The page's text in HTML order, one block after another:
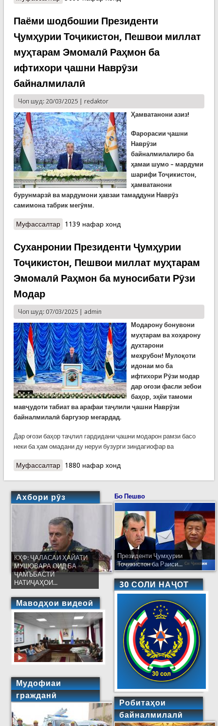
Раҳмон ба муносибати иди саиди Фитр
Паёми шодбошии Президенти
Ҷумҳурии Тоҷикистон, Пешвои миллат
муҳтарам Эмомалӣ Раҳмон ба
ифтихори ҷашни Наврӯзи
байналмилалӣ
Чоп шуд: 20/03/2025 | redaktor
Ҳамватанони азиз!
Фарорасии ҷашни
Наврӯзи
байналмилалиро ба
ҳамаи шумо – мардуми
шарифи Тоҷикистон,
ҳамватанони
бурунмарзӣ ва мардумони ҳавзаи тамаддуни Наврӯз
самимона табрик мегӯям.
Муфассалтаро Паёми шодбошии Президенти Ҷумҳурии
Раҳмон ба ифтихори ҷашни Наврӯзи
байналмилалӣ
1139 нафар хонд
Суханронии Президенти Ҷумҳурии
Тоҷикистон, Пешвои миллат муҳтарам
Эмомалӣ Раҳмон ба муносибати Рӯзи
Модар
Чоп шуд: 07/03/2025 | admin
Модарону бонувони
муҳтарам ва хоҳарону
духтарони
меҳрубон! Мулоқоти
идонаи мо ба
ифтихори Рӯзи модар
дар оғози фасли зебои
баҳор, эҳёи тамоми
мавҷудоти табиат ва арафаи таҷлили ҷашни Наврӯзи
байналмилалӣ баргузор мегардад.
Дар оғози баҳор таҷлил гардидани ҷашни модарон рамзи басо
неки ба ҳам омадани ду неруи бузурги зиндагиофар ва
Муфассалтаро Суханронии Президенти Ҷумҳурии Тоҷикистон,
1880 нафар хонд
Ахбори рӯз
КҲФ: ҶАЛАСАИ ҲАЙАТИ
МУШОВАРА ОИД БА
ҶАМЪБАСТИ
НАТИҶАҲОИ...
Маводҳои видеоӣ
Мудофиаи
гражданӣ
Бо Пешво
Президенти Ҷумҳурии
Тоҷикистон ба Раиси...
30 СОЛИ НАҶОТ
Робитаҳои
байналмилалӣ